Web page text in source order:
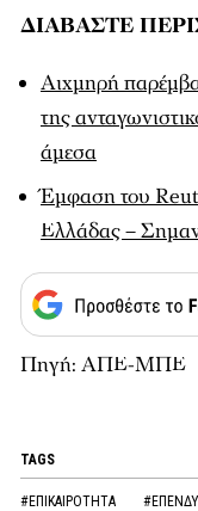
ΔΙΑΒΑΣΤΕ
Αιχμηρή
της
άμεσα
Έμφαση του
Ελλάδας –
Πηγή: ΑΠΕ-ΜΠΕ
TAGS
#ΕΠΙΚΑΙΡΟΤΗΤΑ